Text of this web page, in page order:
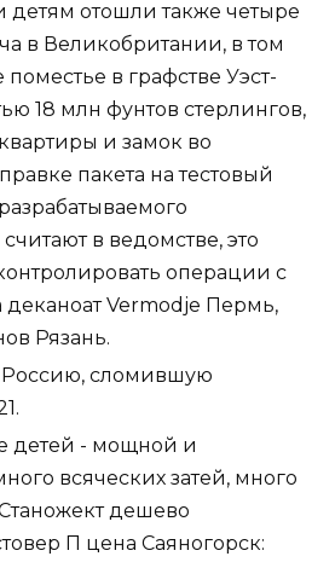
детям отошли также четыре
в Великобритании, в том
в графстве Уэст-
18 млн фунтов стерлингов,
и замок во
пакета на тестовый
в ведомстве, это
операции с
Vermodje Пермь,
Рязань.
Россию, сломившую
детей - мощной и
всяческих затей, много
дешево
П цена Саяногорск: